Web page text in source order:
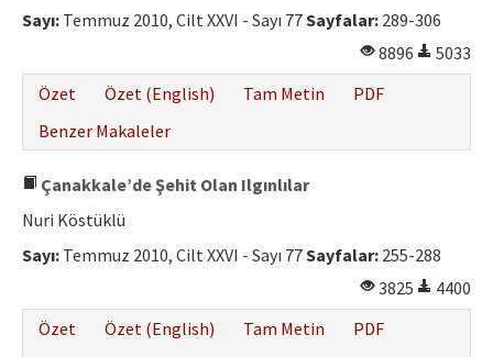
Sayı: Temmuz 2010, Cilt XXVI - Sayı 77Sayfalar: 289-306
8896
5033
Özet
Özet (English) Tam Metin
PDF
Benzer Makaleler
Çanakkale’de Şehit Olan Ilgınlılar
Nuri Köstüklü
Sayı: Temmuz 2010, Cilt XXVI - Sayı 77Sayfalar: 255-288
3825
4400
Özet
Özet (English) Tam Metin
PDF